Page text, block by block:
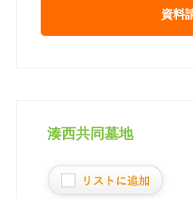
資料
湊西共同墓地